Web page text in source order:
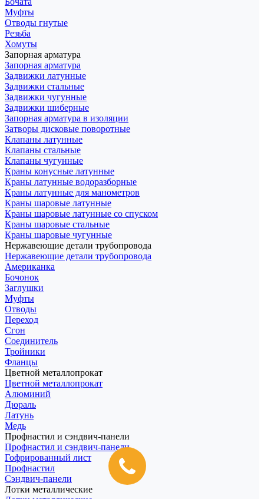
Муфты
Отводы гнутые
Резьба
Хомуты
Запорная арматура
Запорная арматура
Задвижки латунные
Задвижки стальные
Задвижки чугунные
Задвижки шиберные
Запорная арматура в изоляции
Затворы дисковые поворотные
Клапаны латунные
Клапаны стальные
Клапаны чугунные
Краны конусные латунные
Краны латунные водоразборные
Краны латунные для манометров
Краны шаровые латунные
Краны шаровые латунные со спуском
Краны шаровые стальные
Краны шаровые чугунные
Нержавеющие детали трубопровода
Нержавеющие детали трубопровода
Американка
Бочонок
Заглушки
Муфты
Отводы
Переход
Сгон
Соединитель
Тройники
Фланцы
Цветной металлопрокат
Цветной металлопрокат
Алюминий
Дюраль
Латунь
Медь
Профнастил и сэндвич-панели
Профнастил и сэндвич-панели
Гофрированный лист
Профнастил
Сэндвич-панели
Лотки металлические